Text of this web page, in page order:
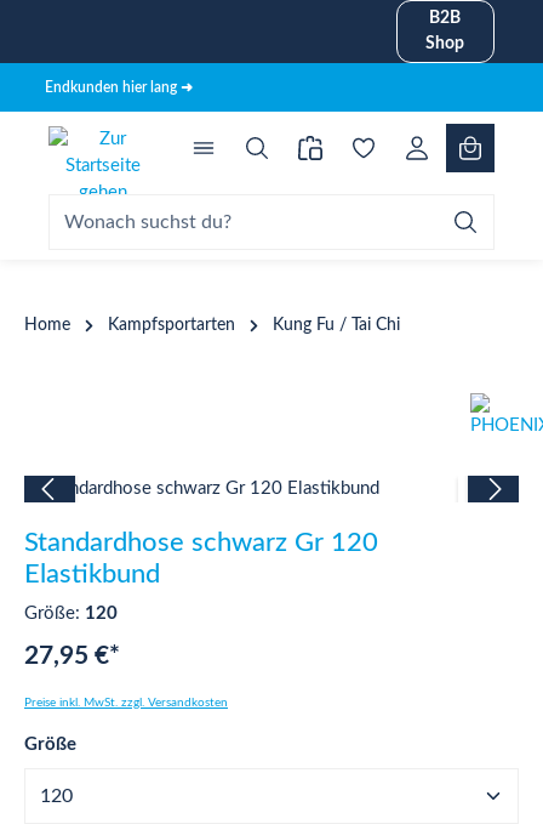
B2B
Shop
Endkunden hier lang ➜
Home Kampfsportarten Kung Fu / Tai Chi
Bildergalerie überspringen
Standardhose schwarz Gr 120
Elastikbund
Größe: 120
27,95 €*
Preise inkl. MwSt. zzgl. Versandkosten
Größeauswählen